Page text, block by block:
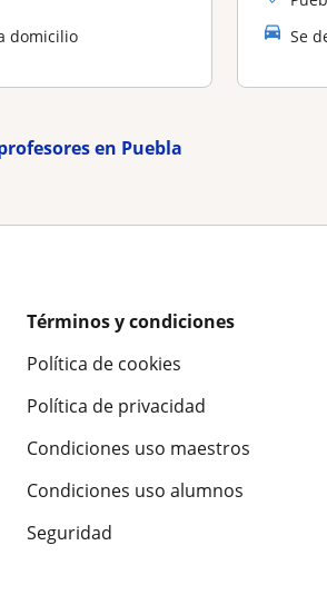
domicilio
Se
en Puebla
Términos y condiciones
Política de cookies
Política de privacidad
Condiciones uso maestros
Condiciones uso alumnos
Seguridad